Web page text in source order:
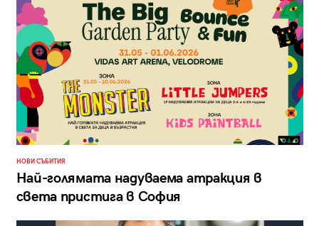
НОВИ СЪБИТИЯ
Най-голямата надуваема атракция в
света пристига в София